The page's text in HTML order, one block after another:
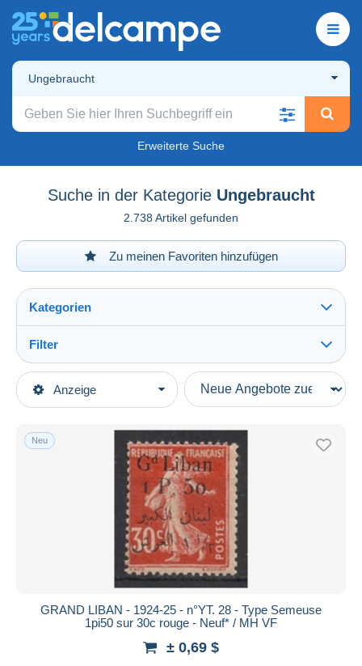
Ungebraucht
Erweiterte Suche
Suche in der Kategorie Ungebraucht
2.738 Artikel gefunden
Zu meinen Favoriten hinzufügen
Anzeige
Kategorien
Hauptkategorien
Europa
Frankreich (alte Kolonien und Herrschaften)
Gross-Libanon (1924-1945)
Filter
Art der Verkäufe
Laufende Angebote
Festpreise
Auktionen mit Geboten
Auktionen ohne Gebote
Auktionshäuser
Alle Laufzeiten
Endet in
Neu
GRAND LIBAN - 1924-25 - n°YT. 28 - Type Semeuse
1pi50 sur 30c rouge - Neuf* / MH VF
± 0,69 $